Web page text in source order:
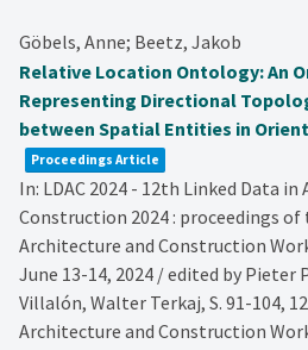
Göbels, Anne; Beetz, Jakob
Relative Location Ontology: An
Representing Directional
between Spatial Entities in
Proceedings Article
In: LDAC 2024 - 12th Linked Data
Construction 2024 : proceedings
Architecture and Construction
June 13-14, 2024 / edited by Pieter
Villalón, Walter Terkaj, S. 91-104,
Architecture and Construction